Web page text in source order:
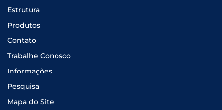
Estrutura
Produtos
Contato
Trabalhe Conosco
Informações
Pesquisa
Mapa do Site